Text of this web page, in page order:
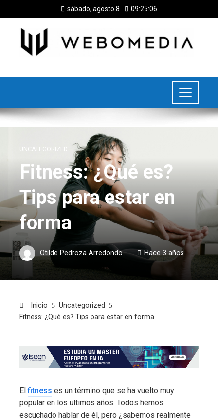
sábado, agosto 8 09:25:07
UNCATEGORIZED
Fitness: ¿Qué es?
Tips para estar en
forma
Otilde Pedroza Arredondo Hace 3 años
Inicio
Uncategorized
Fitness: ¿Qué es? Tips para estar en forma
Elfitness es un término que se ha vuelto muy
popular en los últimos años. Todos hemos
escuchado hablar de él, pero ¿sabemos realmente